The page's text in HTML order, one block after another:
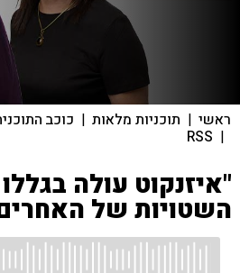
ראשי | תוכניות מלאות | כוכב
|
RSS
"איזנקוט עולה
השטויות של